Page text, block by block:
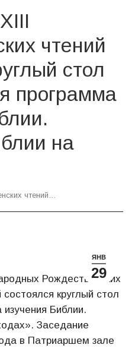
чтений
стол
программа
на
чтений…
ЯНВ
29
Рождественских
круглый стол
Библии.
Заседание
в Патриаршем зале